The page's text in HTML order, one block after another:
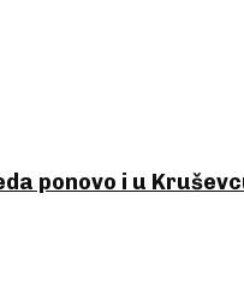
ponovo i u